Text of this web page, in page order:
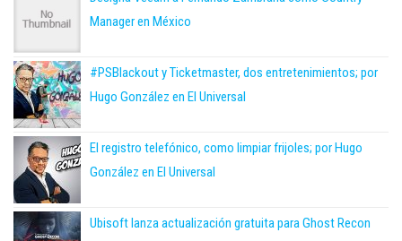
Manager en México
#PSBlackout y Ticketmaster, dos entretenimientos; por
Hugo González en El Universal
El registro telefónico, como limpiar frijoles; por Hugo
González en El Universal
Ubisoft lanza actualización gratuita para Ghost Recon